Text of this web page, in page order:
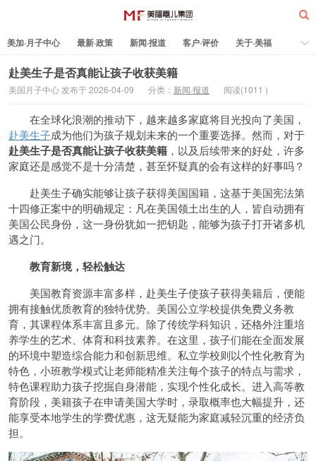
美福嘉儿
美加·月子中心 最新·政策 新闻·报道 客户·评价
关于·美福
热门·文章
所有·文章 孕妈科普 标签云
赴美生子是否真能让孩子收获美籍
美国月子中心 发布于 2026-04-09 分类： 新闻·报道 阅读(1011 )
在全球化浪潮的推动下，越来越多家庭将目光投向了美国，
赴美生子成为他们为孩子规划未来的一个重要选择。然而，对于
赴美生子是否真能让孩子收获美籍 ，以及后续带来的好处，许多
家庭还是感觉不是十分清楚，甚至怀疑真的会有这样的好事吗？
赴美生子确实能够让孩子获得美国国籍，这基于美国宪法第
十四修正案中的明确规定：凡在美国领土出生的人，皆自动拥有
美国公民身份，这一身份犹如一把钥匙，能够为孩子打开诸多机
遇之门。
教育新境，轻松触达
美国教育资源丰富多样，赴美生子使孩子获得美籍后，便能
拥有接触优质教育的独特优势。美国公立学校提供免费义务教
育，其课程体系丰富且多元。除了传统学科知识，还格外注重培
养学生的艺术、体育和科技素养。在这里，孩子们能在全面发展
的环境中塑造综合能力和创新思维。私立学校则以个性化教育为
特色，小班教学模式让老师能精准关注每个孩子的特点与需求，
特色课程助力孩子挖掘自身潜能，实现个性化成长。进入高等教
育阶段，美籍孩子在申请美国大学时，录取概率也大幅提升，还
能享受本地学生的学费优惠，这无疑能为家庭减轻沉重的经济负
担。